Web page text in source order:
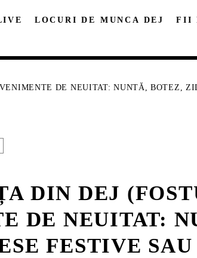
LOCURI DE MUNCA DEJ FII
IN SITE:
PAGINA PE:
Facebook Pinterest
DE NEUITAT: NUNTĂ, BOTEZ,
DIN DEJ
DE NEUITAT:
FESTIVE